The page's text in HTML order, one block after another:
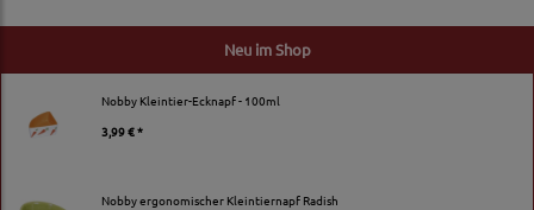
Neu im Shop
Nobby Kleintier-Ecknapf - 100ml
3,99 € *
Nobby ergonomischer Kleintiernapf Radish